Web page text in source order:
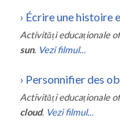
› Écrire une histoire
Activități educaționale
sun. Vezi filmul...
› Personnifier des
Activități educaționale
cloud. Vezi filmul...